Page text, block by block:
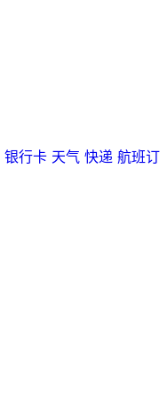
银行卡 天气 快递 航班订